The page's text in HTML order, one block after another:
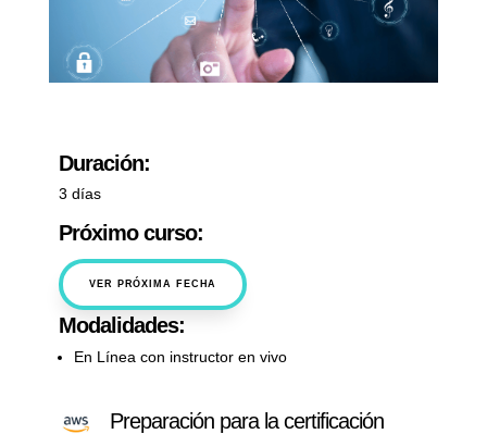
Duración:
3 días
Próximo curso:
VER PRÓXIMA FECHA
Modalidades:
En Línea con instructor en vivo
Preparación para la certificación